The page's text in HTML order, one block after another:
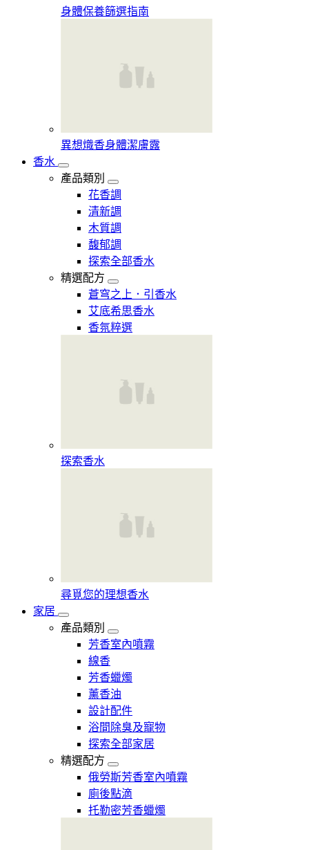
身體保養篩選指南
異想熾香身體潔膚露
香水
產品類別
花香調
清新調
木質調
馥郁調
探索全部香水
精選配方
蒼穹之上．引香水
艾底希思香水
香氛粹選
探索香水​
尋覓您的理想香水​
家居
產品類別
芳香室內噴霧
線香
芳香蠟燭
薰香油
設計配件
浴間除臭及寵物
探索全部家居
精選配方
俄勞斯芳香室內噴霧
廁後點滴
托勒密芳香蠟燭